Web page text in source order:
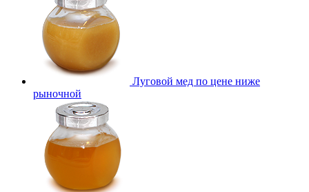
Луговой мед по цене ниже
рыночной